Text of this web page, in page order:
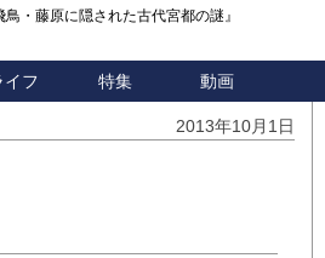
・藤原に隠された古代宮都の謎』
イフ 特集 動画
2013年10月1日